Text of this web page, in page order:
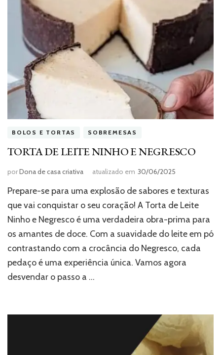
BOLOS E TORTAS SOBREMESAS
TORTA DE LEITE NINHO E NEGRESCO
porDona de casa criativa atualizado em 30/06/2025
Prepare-se para uma explosão de sabores e texturas
que vai conquistar o seu coração! A Torta de Leite
Ninho e Negresco é uma verdadeira obra-prima para
os amantes de doce. Com a suavidade do leite em pó
contrastando com a crocância do Negresco, cada
pedaço é uma experiência única. Vamos agora
desvendar o passo a …